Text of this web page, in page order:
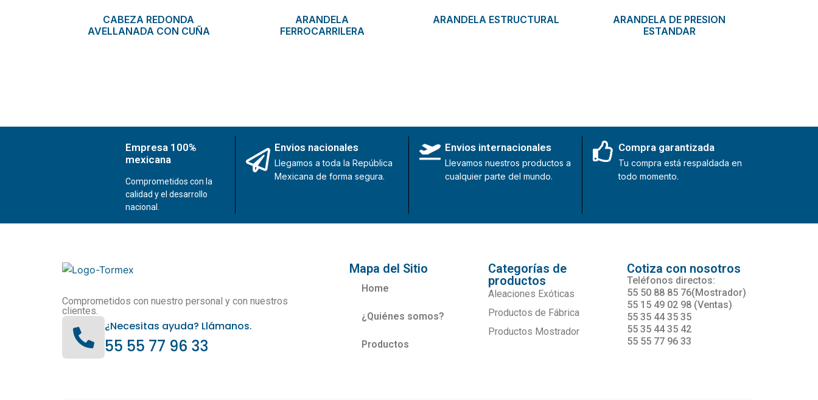
CABEZA REDONDA
AVELLANADA CON CUÑA
ARANDELA
FERROCARRILERA
ARANDELA ESTRUCTURAL
ARANDELA DE PRESION
ESTANDAR
Empresa 100%
mexicana
Comprometidos con la
calidad y el desarrollo
nacional.
Envios nacionales
Llegamos a toda la República
Mexicana de forma segura.
Envios internacionales
Llevamos nuestros productos a
cualquier parte del mundo.
Compra garantizada
Tu compra está respaldada en
todo momento.
Comprometidos con nuestro personal y con nuestros
clientes.
¿Necesitas ayuda? Llámanos.
55 55 77 96 33
Mapa del Sitio
Home
¿Quiénes somos?
Productos
Categorías de
productos
Aleaciones Exóticas
Productos de Fábrica
Productos Mostrador
Cotiza con nosotros
Teléfonos directos:
55 50 88 85 76(Mostrador)
55 15 49 02 98 (Ventas)
55 35 44 35 35
55 35 44 35 42
55 55 77 96 33